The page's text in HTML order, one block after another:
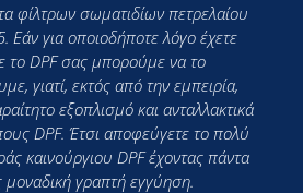
φίλτρων σωματιδίων πετρελαίου
Εάν για οποιοδήποτε λόγο έχετε
το DPF σας μπορούμε να το
γιατί, εκτός από την εμπειρία,
εξοπλισμό και ανταλλακτικά
DPF. Έτσι αποφεύγετε το πολύ
καινούργιου DPF έχοντας πάντα
μοναδική γραπτή εγγύηση.